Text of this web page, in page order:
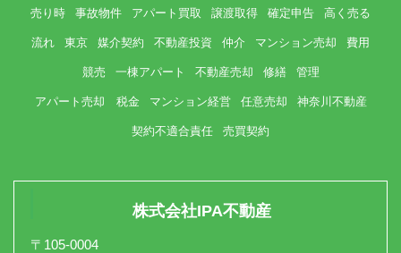
売り時 事故物件 アパート買取 譲渡取得 確定申告 高く売る
流れ 東京 媒介契約 不動産投資 仲介 マンション売却 費用
競売 一棟アパート 不動産売却 修繕 管理
アパート売却 税金 マンション経営 任意売却 神奈川不動産
契約不適合責任 売買契約
株式会社IPA不動産
〒105-0004